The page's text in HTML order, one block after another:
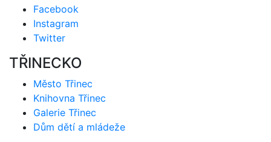
Facebook
Instagram
Twitter
TŘINECKO
Město Třinec
Knihovna Třinec
Galerie Třinec
Dům dětí a mládeže